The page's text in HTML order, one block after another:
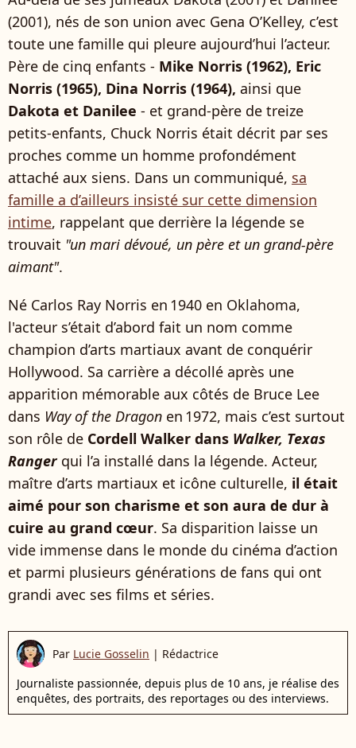
(2001), nés de son union avec Gena O’Kelley, c’est
toute une famille qui pleure aujourd’hui l’acteur.
Père de cinq enfants - Mike Norris (1962), Eric
Norris (1965), Dina Norris (1964), ainsi que
Dakota et Danilee - et grand-père de treize
petits-enfants, Chuck Norris était décrit par ses
proches comme un homme profondément
attaché aux siens. Dans un communiqué, sa
famille a d’ailleurs insisté sur cette dimension
intime, rappelant que derrière la légende se
trouvait "un mari dévoué, un père et un grand-père
aimant".
Né Carlos Ray Norris en 1940 en Oklahoma,
l'acteur s’était d’abord fait un nom comme
champion d’arts martiaux avant de conquérir
Hollywood. Sa carrière a décollé après une
apparition mémorable aux côtés de Bruce Lee
dans Way of the Dragon en 1972, mais c’est surtout
son rôle de Cordell Walker dans Walker, Texas
Rangerqui l’a installé dans la légende. Acteur,
maître d’arts martiaux et icône culturelle, il était
aimé pour son charisme et son aura de dur à
cuire au grand cœur. Sa disparition laisse un
vide immense dans le monde du cinéma d’action
et parmi plusieurs générations de fans qui ont
grandi avec ses films et séries.
Par Lucie Gosselin | Rédactrice
Journaliste passionnée, depuis plus de 10 ans, je réalise des
enquêtes, des portraits, des reportages ou des interviews.